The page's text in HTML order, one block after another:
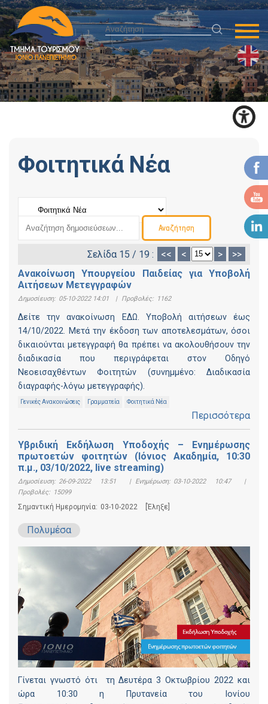
Φοιτητικά Νέα
Σελίδα 15 / 19 : << < >
>>
Ανακοίνωση Υπουργείου Παιδείας για Υποβολή
Αιτήσεων Μετεγγραφών
Δημοσίευση: 05-10-2022 14:01 | Προβολές: 1162
Δείτε την ανακοίνωση ΕΔΩ. Υποβολή αιτήσεων έως
14/10/2022. Μετά την έκδοση των αποτελεσμάτων, όσοι
δικαιούνται μετεγγραφή θα πρέπει να ακολουθήσουν την
διαδικασία που περιγράφεται στον Οδηγό
Νεοεισαχθέντων Φοιτητών (συνημμένο: Διαδικασία
διαγραφής-λόγω μετεγγραφής).
Γενικές Ανακοινώσεις Γραμματεία Φοιτητικά Νέα
Περισσότερα
Υβριδική Εκδήλωση Υποδοχής – Ενημέρωσης
πρωτοετών φοιτητών (Ιόνιος Ακαδημία, 10:30
π.μ., 03/10/2022, live streaming)
Δημοσίευση: 26-09-2022 13:51 | Ενημέρωση: 03-10-2022 10:47
|
Προβολές: 15099
Σημαντική Ημερομηνία: 03-10-2022 [Έληξε]
Πολυμέσα
Γίνεται γνωστό ότι τη Δευτέρα 3 Οκτωβρίου 2022 και
ώρα 10:30 η Πρυτανεία του Ιονίου